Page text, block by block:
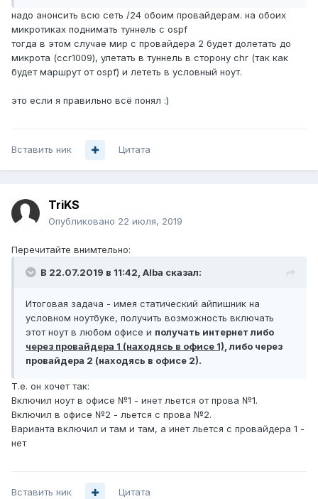
надо анонсить всю сеть /24 обоим провайдерам. на обоих
микротиках поднимать туннель с ospf
тогда в этом случае мир с провайдера 2 будет долетать до
микрота (ccr1009), улетать в туннель в сторону chr (так как
будет маршрут от ospf) и лететь в условный ноут.
это если я правильно всё понял :)
Вставить ник Цитата
TriKS
Опубликовано 22 июля, 2019
Перечитайте внимтельно:
В 22.07.2019 в 11:42, Alba сказал:
Итоговая задача - имея статический айпишник на
условном ноутбуке, получить возможность включать
этот ноут в любом офисе и получать интернет либо
через провайдера 1 (находясь в офисе 1), либо через
провайдера 2 (находясь в офисе 2).
Т.е. он хочет так:
Включил ноут в офисе №1 - инет льется от прова №1.
Включил в офисе №2 - льется с прова №2.
Варианта включил и там и там, а инет льется с провайдера 1 -
нет
Вставить ник Цитата